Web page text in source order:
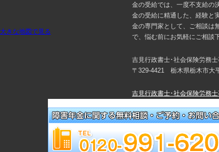
大きな地図で見る
金の受給では、一度不支給の
金の受給に精通した、経験と
金の専門家として、ご相談は
で、悩む前にお気軽にご相談
吉見行政書士･社会保険労務
〒329-4421 栃木県栃木市大
吉見行政書士･社会保険労務